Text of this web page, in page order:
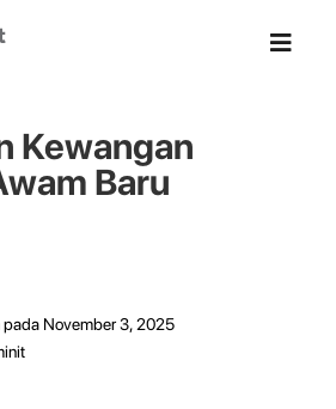

Kewangan
Baru
pada November 3, 2025